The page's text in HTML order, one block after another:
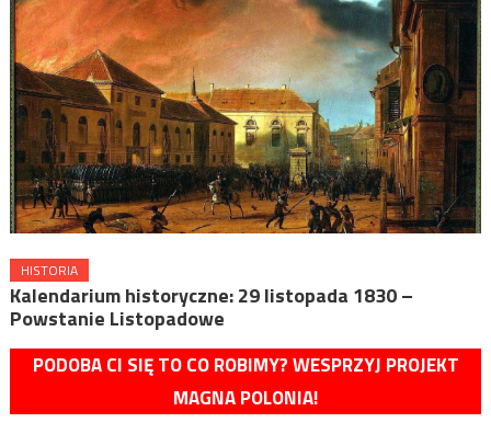
HISTORIA
Kalendarium historyczne: 29 listopada 1830 –
Powstanie Listopadowe
PODOBA CI SIĘ TO CO ROBIMY? WESPRZYJ PROJEKT
MAGNA POLONIA!